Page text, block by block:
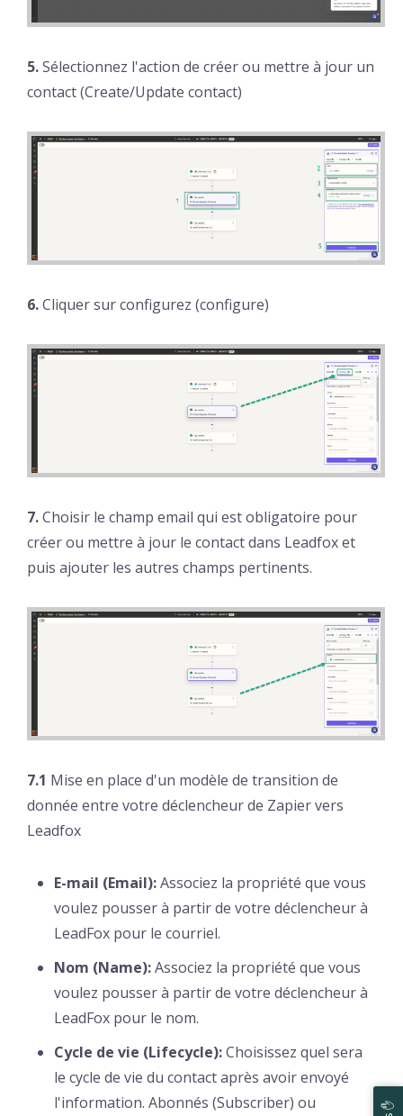
5.Sélectionnez l'action de créer ou mettre à jour un
contact (Create/Update contact)
6.Cliquer sur configurez (configure)
7.Choisir le champ email qui est obligatoire pour
créer ou mettre à jour le contact dans Leadfox et
puis ajouter les autres champs pertinents.
7.1 Mise en place d'un modèle de transition de
donnée entre votre déclencheur de Zapier vers
Leadfox
E-mail (Email):Associez la propriété que vous
voulez pousser à partir de votre déclencheur à
LeadFox pour le courriel.
Nom (Name):Associez la propriété que vous
voulez pousser à partir de votre déclencheur à
LeadFox pour le nom.
Cycle de vie (Lifecycle):Choisissez quel sera
le cycle de vie du contact après avoir envoyé
l'information. Abonnés (Subscriber) ou